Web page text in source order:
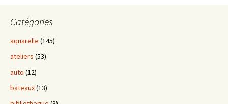
Catégories
aquarelle (145)
ateliers (53)
auto (12)
bateaux(13)